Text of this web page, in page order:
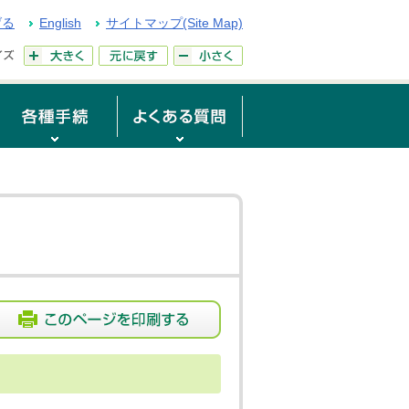
English サイトマップ(Site Map)